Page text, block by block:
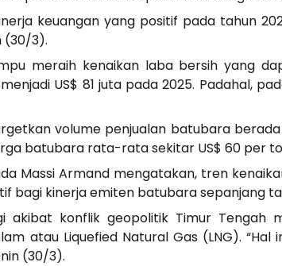
keuangan yang positif pada tahun
(30/3).
meraih kenaikan laba bersih yang
US$ 81 juta pada 2025. Padahal,
volume penjualan batubara
batubara rata-rata sekitar US$ 60 per
Massi Armand mengatakan, tren
bagi kinerja emiten batubara sepanjang
akibat konflik geopolitik Timur
atau Liquefied Natural Gas (LNG).
(30/3).